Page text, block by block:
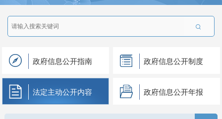

政府信息公开指南 政府信息公开制度
法定主动公开内容 政府信息公开年报